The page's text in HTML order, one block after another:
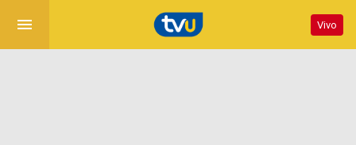
menu Vivo